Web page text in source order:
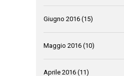
Giugno 2016 (15)
Maggio 2016 (10)
Aprile 2016 (11)